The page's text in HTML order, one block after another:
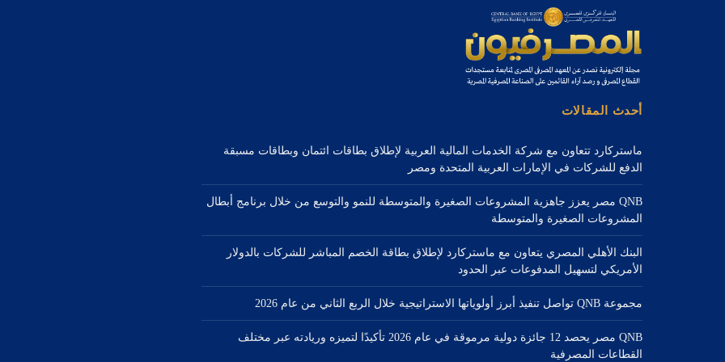
أحدث المقالات
ماستركارد تتعاون مع شركة الخدمات المالية العربية لإطلاق بطاقات ائتمان وبطاقات مسبقة
الدفع للشركات في الإمارات العربية المتحدة ومصر
QNB مصر يعزز جاهزية المشروعات الصغيرة والمتوسطة للنمو والتوسع من خلال برنامج أبطال
المشروعات الصغيرة والمتوسطة
البنك الأهلي المصري يتعاون مع ماستركارد لإطلاق بطاقة الخصم المباشر للشركات بالدولار
الأمريكي لتسهيل المدفوعات عبر الحدود
مجموعة QNB تواصل تنفيذ أبرز أولوياتها الاستراتيجية خلال الربع الثاني من عام 2026
QNB مصر يحصد 12 جائزة دولية مرموقة في عام 2026 تأكيدًا لتميزه وريادته عبر مختلف
القطاعات المصرفية